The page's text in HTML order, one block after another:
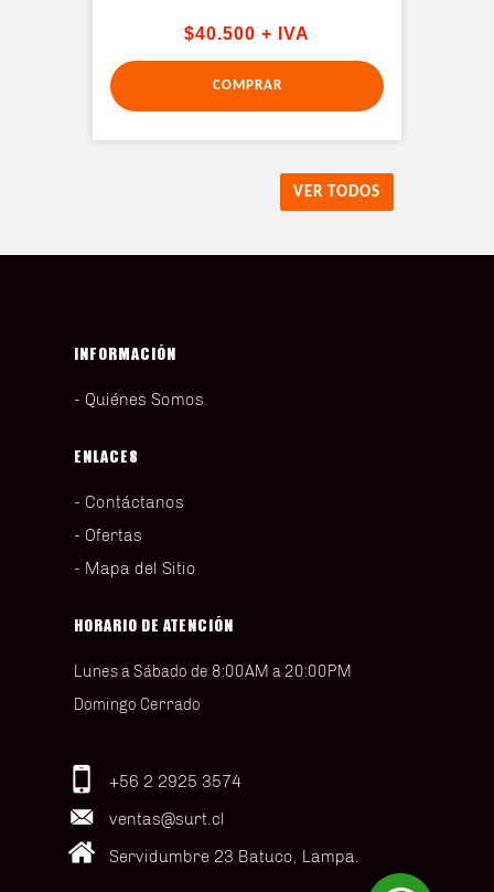
$40.500 + IVA
COMPRAR
VER TODOS
INFORMACIÓN
Quiénes Somos
ENLACES
Contáctanos
Ofertas
Mapa del Sitio
HORARIO DE ATENCIÓN
Lunes a Sábado de 8:00AM a 20:00PM
Domingo Cerrado
+56 2 2925 3574
ventas@surt.cl
Servidumbre 23 Batuco, Lampa.